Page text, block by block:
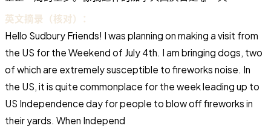
英文摘录（核对）：
Hello Sudbury Friends! I was planning on making a visit from
the US for the Weekend of July 4th. I am bringing dogs, two
of which are extremely susceptible to fireworks noise. In
the US, it is quite commonplace for the week leading up to
US Independence day for people to blow off fireworks in
their yards. When Independ